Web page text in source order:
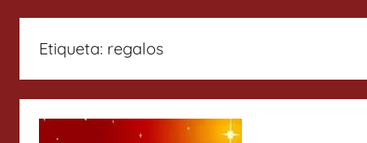
Etiqueta: regalos